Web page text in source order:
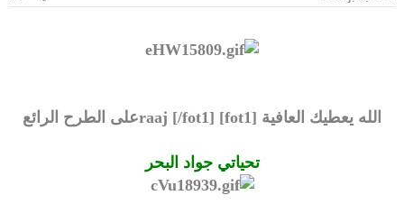
الله يعطيك العافية [fot1] raaj [/fot1]على الطرح الرائع
تحياتي جواد البحر